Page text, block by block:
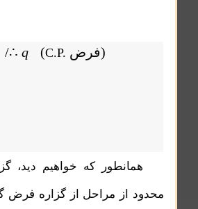
/∴ q (C.P. فرض)
همانطور که خواهیم دید،
محدود از مراحل از گزاره فرض